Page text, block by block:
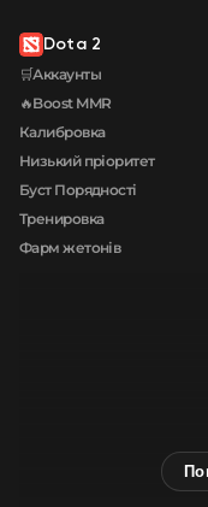
Dota 2
🛒Аккаунты
🔥Boost MMR
Калибровка
Низький пріоритет
Буст Порядності
Тренировка
Фарм жетонів